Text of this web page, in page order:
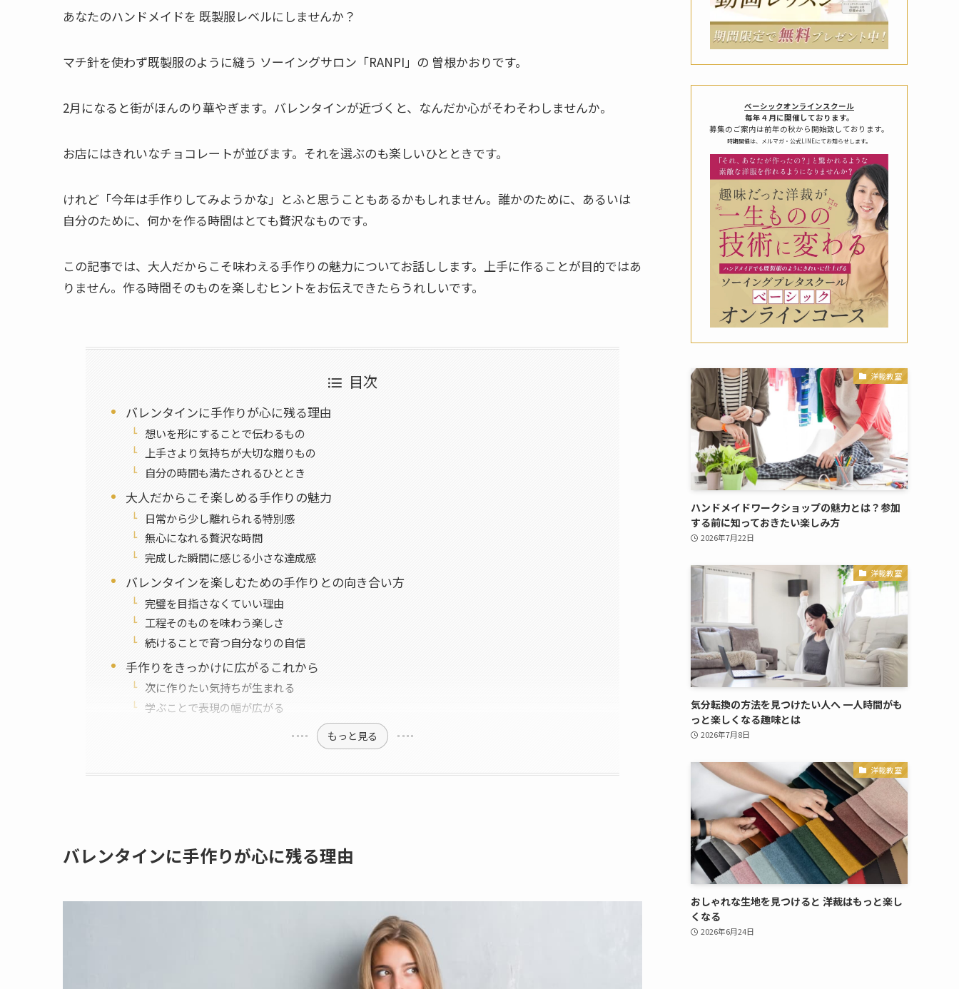
あなたのハンドメイドを 既製服レベルにしませんか？
マチ針を使わず既製服のように縫う ソーイングサロン「RANPI」の 曽根かおりです。
2月になると街がほんのり華やぎます。バレンタインが近づくと、なんだか心がそわそわしませんか。
お店にはきれいなチョコレートが並びます。それを選ぶのも楽しいひとときです。
けれど「今年は手作りしてみようかな」とふと思うこともあるかもしれません。誰かのために、あるいは
自分のために、何かを作る時間はとても贅沢なものです。
この記事では、大人だからこそ味わえる手作りの魅力についてお話しします。上手に作ることが目的ではあ
りません。作る時間そのものを楽しむヒントをお伝えできたらうれしいです。
目次
バレンタインに手作りが心に残る理由
想いを形にすることで伝わるもの
上手さより気持ちが大切な贈りもの
自分の時間も満たされるひととき
大人だからこそ楽しめる手作りの魅力
日常から少し離れられる特別感
無心になれる贅沢な時間
完成した瞬間に感じる小さな達成感
バレンタインを楽しむための手作りとの向き合い方
完璧を目指さなくていい理由
工程そのものを味わう楽しさ
続けることで育つ自分なりの自信
手作りをきっかけに広がるこれから
次に作りたい気持ちが生まれる
学ぶことで表現の幅が広がる
もっと見る
バレンタインに手作りが心に残る理由
ベーシックオンラインスクール
毎年４月に開催しております。
募集のご案内は前年の秋から開始致しております。
時期開催は、メルマガ・公式LINEにてお知らせします。
洋裁教室
ハンドメイドワークショップの魅力とは？参加
する前に知っておきたい楽しみ方
2026年7月22日
洋裁教室
気分転換の方法を見つけたい人へ 一人時間がも
っと楽しくなる趣味とは
2026年7月8日
洋裁教室
おしゃれな生地を見つけると 洋裁はもっと楽し
くなる
2026年6月24日